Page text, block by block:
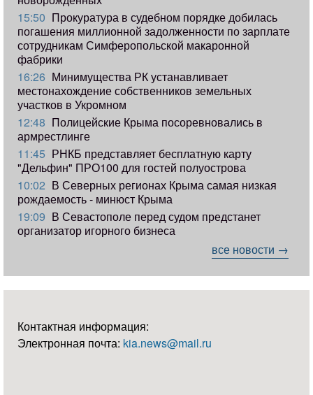
15:50 Прокуратура в судебном порядке добилась
погашения миллионной задолженности по зарплате
сотрудникам Симферопольской макаронной
фабрики
16:26 Минимущества РК устанавливает
местонахождение собственников земельных
участков в Укромном
12:48 Полицейские Крыма посоревновались в
армрестлинге
11:45 РНКБ представляет бесплатную карту
"Дельфин" ПРО100 для гостей полуострова
10:02 В Северных регионах Крыма самая низкая
рождаемость - минюст Крыма
19:09 В Севастополе перед судом предстанет
организатор игорного бизнеса
все новости →
Контактная информация:
Электронная почта: kia.news@mail.ru